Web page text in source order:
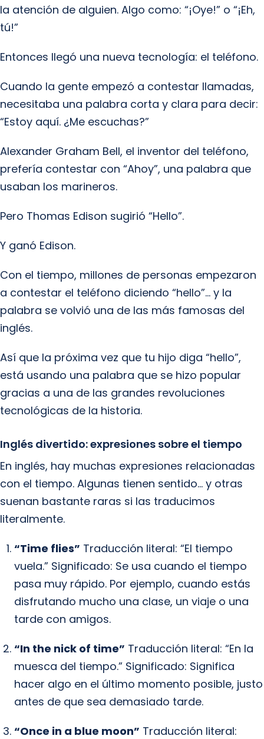
la atención de alguien. Algo como: “¡Oye!” o “¡Eh,
tú!”
Entonces llegó una nueva tecnología: el teléfono.
Cuando la gente empezó a contestar llamadas,
necesitaba una palabra corta y clara para decir:
“Estoy aquí. ¿Me escuchas?”
Alexander Graham Bell, el inventor del teléfono,
prefería contestar con “Ahoy”, una palabra que
usaban los marineros.
Pero Thomas Edison sugirió “Hello”.
Y ganó Edison.
Con el tiempo, millones de personas empezaron
a contestar el teléfono diciendo “hello”… y la
palabra se volvió una de las más famosas del
inglés.
Así que la próxima vez que tu hijo diga “hello”,
está usando una palabra que se hizo popular
gracias a una de las grandes revoluciones
tecnológicas de la historia.
Inglés divertido: expresiones sobre el tiempo
En inglés, hay muchas expresiones relacionadas
con el tiempo. Algunas tienen sentido… y otras
suenan bastante raras si las traducimos
literalmente.
“Time flies” Traducción literal: “El tiempo
vuela.” Significado: Se usa cuando el tiempo
pasa muy rápido. Por ejemplo, cuando estás
disfrutando mucho una clase, un viaje o una
tarde con amigos.
“In the nick of time” Traducción literal: “En la
muesca del tiempo.” Significado: Significa
hacer algo en el último momento posible, justo
antes de que sea demasiado tarde.
“Once in a blue moon” Traducción literal: